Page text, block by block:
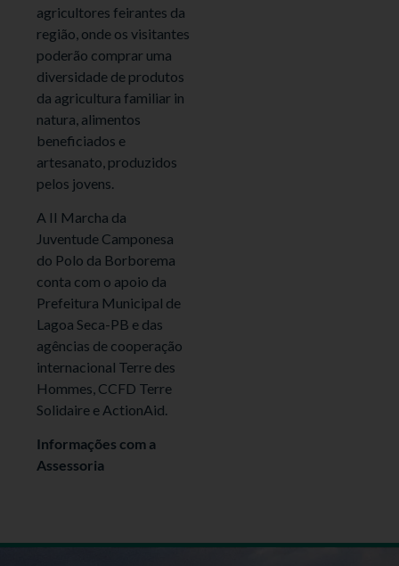
agricultores feirantes da
região, onde os visitantes
poderão comprar uma
diversidade de produtos
da agricultura familiar in
natura, alimentos
beneficiados e
artesanato, produzidos
pelos jovens.
A II Marcha da
Juventude Camponesa
do Polo da Borborema
conta com o apoio da
Prefeitura Municipal de
Lagoa Seca-PB e das
agências de cooperação
internacional Terre des
Hommes, CCFD Terre
Solidaire e ActionAid.
Informações com a
Assessoria